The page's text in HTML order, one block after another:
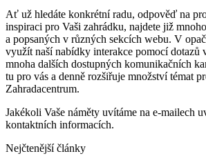
Ať už hledáte konkrétní radu, odpověď na
inspiraci pro Vaši zahrádku, najdete již
a popsaných v různých sekcích webu. V
využít naší nabídky interakce pomocí dotazů
mnoha dalších dostupných komunikačních
tu pro vás a denně rozšiřuje množství témat
Zahradacentrum.
Jakékoli Vaše náměty uvítáme na e-mailech
kontaktních informacích.
Nejčtenější články